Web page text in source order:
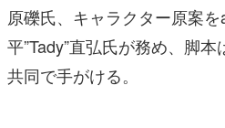
原礫氏、キャラクター原案を
平”Tady”直弘氏が務め、脚本
共同で手がける。